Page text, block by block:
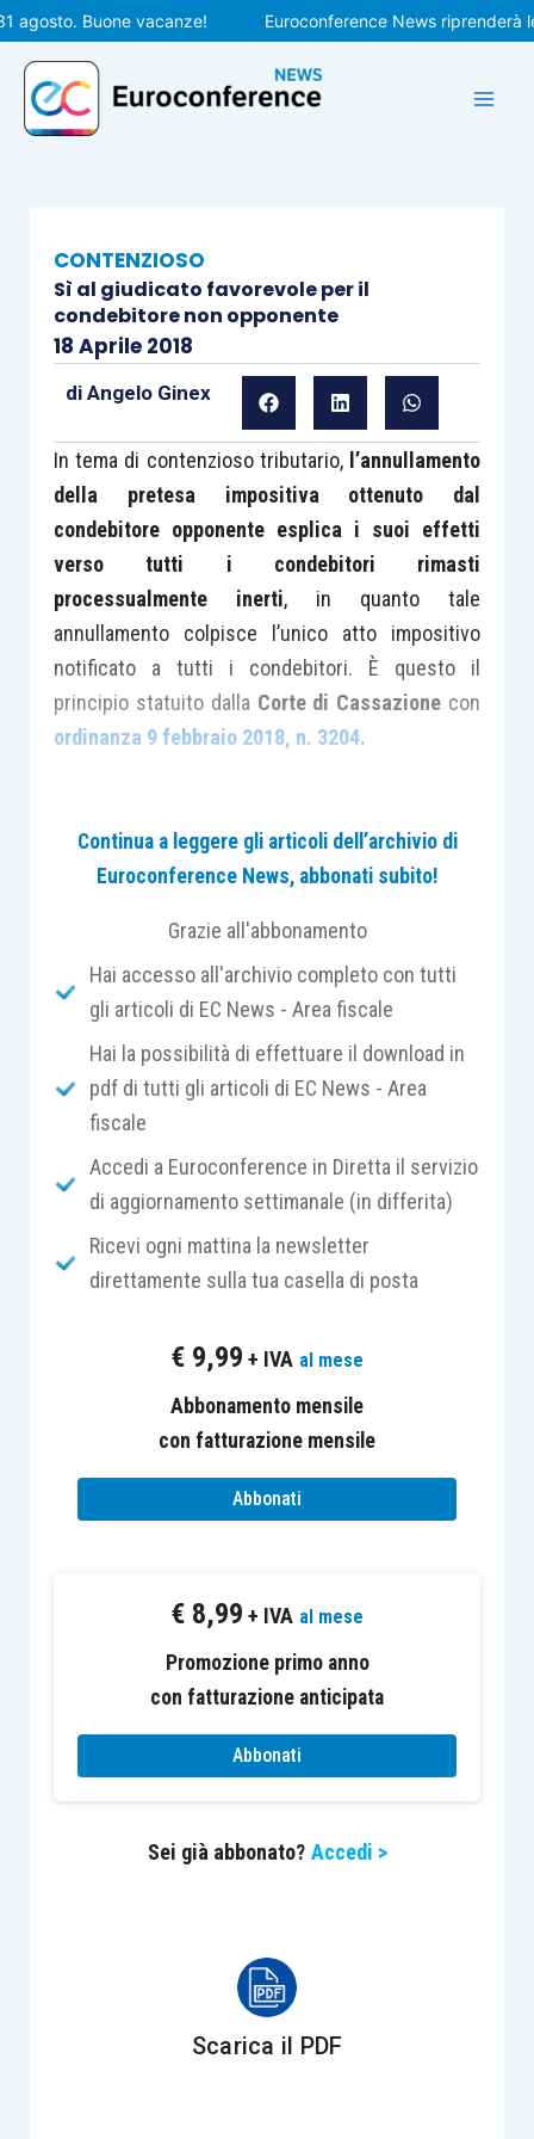
Vai
al
contenuto
Buone vacanze! Euroconference News riprenderà le
CONTENZIOSO
Sì al giudicato favorevole per il
condebitore non opponente
18 Aprile 2018
di Angelo Ginex
In tema di contenzioso tributario, l’annullamento
della pretesa impositiva ottenuto dal
condebitore opponente esplica i suoi effetti
verso tutti i condebitori rimasti
processualmente inerti, in quanto tale
annullamento colpisce l’unico atto impositivo
notificato a tutti i condebitori. È questo il
principio statuito dalla Corte di Cassazione con
ordinanza 9 febbraio 2018, n. 3204.
seguito di un’attività di controllo avente ad
oggetto una compravendita immobiliare,
imposta di registro, ipotecaria e catastale
originato dal riscontro di un’incongruenza fra il
valore dell’immobile, cosi come effettivamente
accertato, e quello dichiarato nel contratto.
L’acquirente, diversamente dal venditore,
intentava ricorso innanzi alla competente
rideterminava al ribasso il valore dell’immobile
dall’Agenzia delle Entrate.
mancanza di ricorso per cassazione,
giudicato.
Nelle more del processo di primo grado proposto
dall’acquirente avverso il predetto avviso di
di iscrizione a ruolo, a titolo definitivo, per
originariamente richieste.
impugnava la cartella di pagamento
giudizio su tale atto impositivo, instauratosi a
La competente Commissione tributaria
accoglieva le doglianze proposte dal
Continua a leggere gli articoli dell’archivio di
Euroconference News, abbonati subito!
Grazie all'abbonamento
Hai accesso all'archivio completo con tutti
gli articoli di EC News - Area fiscale
Hai la possibilità di effettuare il download in
pdf di tutti gli articoli di EC News - Area
fiscale
Accedi a Euroconference in Diretta il servizio
di aggiornamento settimanale (in differita)
Ricevi ogni mattina la newsletter
direttamente sulla tua casella di posta
€ 9,99 + IVA al mese
Abbonamento mensile
con fatturazione mensile
Abbonati
€ 8,99 + IVA al mese
Promozione primo anno
con fatturazione anticipata
Abbonati
Sei già abbonato? Accedi >
Scarica il PDF